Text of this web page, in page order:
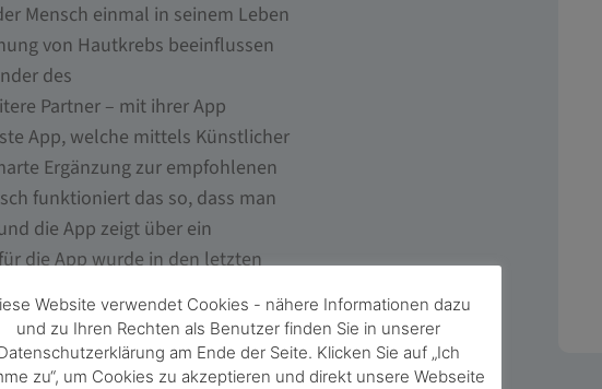
Mensch einmal in seinem Leben
von Hautkrebs beeinflussen
des
Partner – mit ihrer App
App, welche mittels Künstlicher
Ergänzung zur empfohlenen
funktioniert das so, dass man
die App zeigt über ein
die App wurde in den letzten
Studie überaus
Website verwendet Cookies - nähere Informationen dazu
und zu Ihren Rechten als Benutzer finden Sie in unserer
am Ende der Seite. Klicken Sie auf „Ich
zu“, um Cookies zu akzeptieren und direkt unsere Webseite